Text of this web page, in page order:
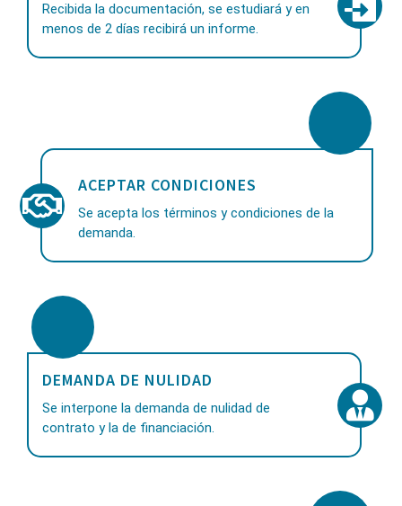
Recibida la documentación, se estudiará y en
menos de 2 días recibirá un informe.
ACEPTAR CONDICIONES
Se acepta los términos y condiciones de la
demanda.
DEMANDA DE NULIDAD
Se interpone la demanda de nulidad de
contrato y la de financiación.